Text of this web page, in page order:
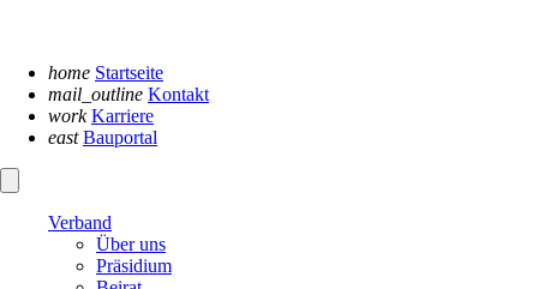
home Startseite
mail_outline Kontakt
work Karriere
east Bauportal
Verband
Über uns
Präsidium